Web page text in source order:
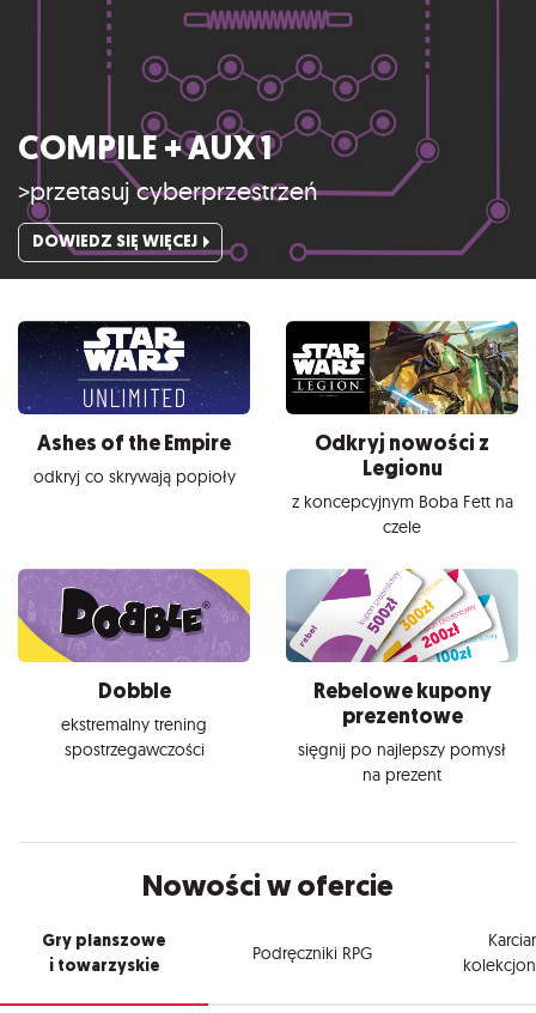
COMPILE + AUX 1
>przetasuj cyberprzestrzeń
DOWIEDZ SIĘ WIĘCEJ
Ashes of the Empire
odkryj co skrywają popioły
Odkryj nowości z
Legionu
z koncepcyjnym Boba Fett na
czele
Dobble
ekstremalny trening
spostrzegawczości
Rebelowe kupony
prezentowe
sięgnij po najlepszy pomysł
na prezent
Nowości w ofercie
Gry planszowe
i towarzyskie
Podręczniki RPG